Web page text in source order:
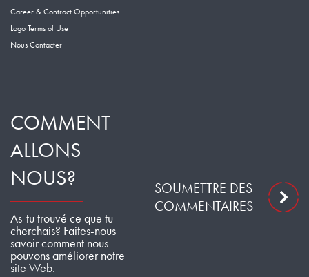
Career & Contract Opportunities
Logo Terms of Use
Nous Contacter
COMMENT
ALLONS
NOUS?
As-tu trouvé ce que tu
cherchais? Faites-nous
savoir comment nous
pouvons améliorer notre
site Web.
SOUMETTRE DES
COMMENTAIRES